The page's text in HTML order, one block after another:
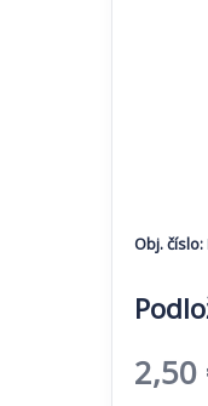
Obj. číslo:
2,50